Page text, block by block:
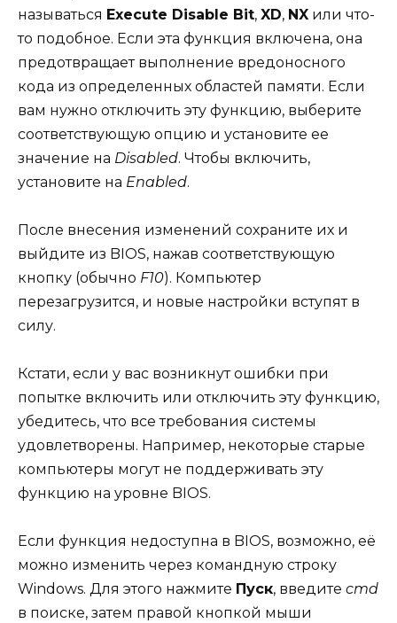
называться Execute Disable Bit, XD, NX или что-
то подобное. Если эта функция включена, она
предотвращает выполнение вредоносного
кода из определенных областей памяти. Если
вам нужно отключить эту функцию, выберите
соответствующую опцию и установите ее
значение на Disabled. Чтобы включить,
установите на Enabled.
После внесения изменений сохраните их и
выйдите из BIOS, нажав соответствующую
кнопку (обычно F10). Компьютер
перезагрузится, и новые настройки вступят в
силу.
Кстати, если у вас возникнут ошибки при
попытке включить или отключить эту функцию,
убедитесь, что все требования системы
удовлетворены. Например, некоторые старые
компьютеры могут не поддерживать эту
функцию на уровне BIOS.
Если функция недоступна в BIOS, возможно, её
можно изменить через командную строку
Windows. Для этого нажмите Пуск, введите cmd
в поиске, затем правой кнопкой мыши